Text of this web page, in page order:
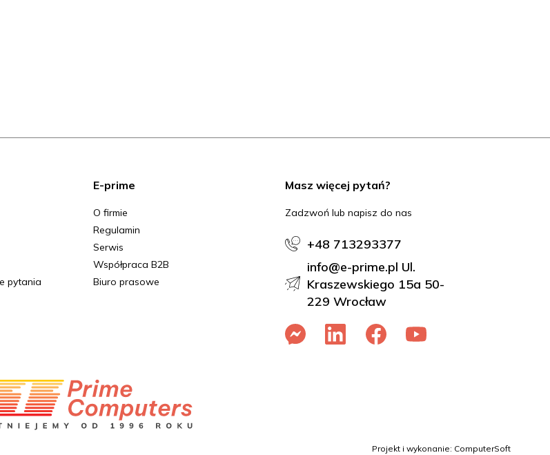
pytania
E-prime
O firmie
Regulamin
Serwis
Współpraca B2B
Biuro prasowe
Masz więcej pytań?
Zadzwoń lub napisz do nas
+48 713293377
info@e-prime.pl Ul.
Kraszewskiego 15a 50-
229 Wrocław
Projekt i wykonanie: ComputerSoft